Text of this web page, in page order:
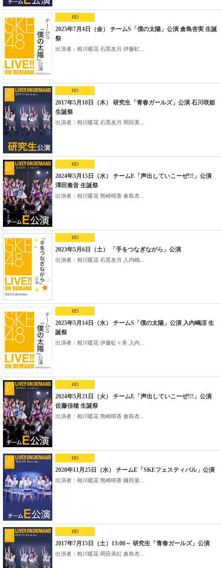
HD
2025年7月4日（金） チームS「僕の太陽」公演 倉島杏実 生誕
祭
出演者：相川暖花 石黒友月 伊藤虹...
HD
2017年5月18日（木） 研究生「青春ガールズ」公演 石川咲姫
生誕祭
出演者：相川暖花 石黒友月 岡田美...
HD
2024年5月15日（水） チームE「声出していこーぜ!!!」公演
澤田奏音 生誕祭
出演者：相川暖花 熊崎晴香 倉島杏...
HD
2023年5月6日（土） 「手をつなぎながら」公演
出演者：相川暖花 石黒友月 入内嶋...
HD
2025年5月14日（水） チームS「僕の太陽」公演 入内嶋涼 生
誕祭
出演者：相川暖花 伊藤虹々美 入内...
HD
2024年5月21日（火） チームE「声出していこーぜ!!!」公演
佐藤佳穂 生誕祭
出演者：相川暖花 熊崎晴香 倉島杏...
HD
2020年11月25日（水） チームE「SKEフェスティバル」公演
出演者：相川暖花 熊崎晴香 鎌田菜...
HD
2017年7月15日（土）13:00～ 研究生「青春ガールズ」公演
出演者：相川暖花 岡田美紅 倉島杏...